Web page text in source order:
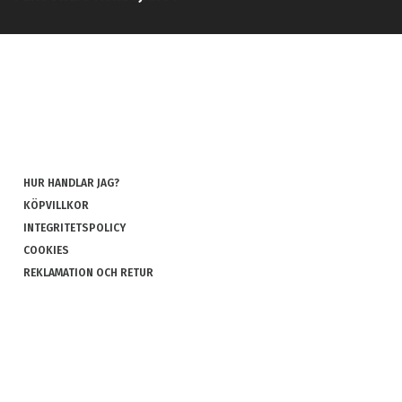
HUR HANDLAR JAG?
KÖPVILLKOR
INTEGRITETSPOLICY
COOKIES
REKLAMATION OCH RETUR